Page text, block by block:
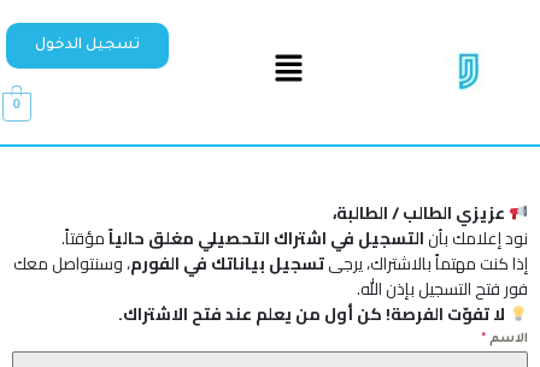
تسجيل الدخول
0
عزيزي الطالب / الطالبة،
نود إعلامك بأنالتسجيل في اشتراك التحصيلي مغلق حالياًمؤقتاً.
إذا كنت مهتماً بالاشتراك، يرجىتسجيل بياناتك في الفورم، وسنتواصل معك
فور فتح التسجيل بإذن الله.
لا تفوّت الفرصة! كن أول من يعلم عند فتح الاشتراك.
الاسم *